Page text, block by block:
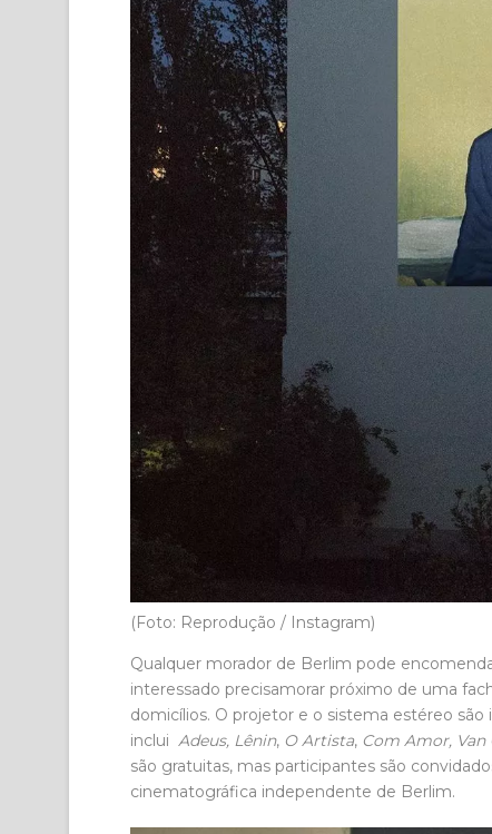
(Foto: Reprodução / Instagram)
Qualquer morador de Berlim pode
interessado precisamorar próximo de uma
domicílios. O projetor e o sistema estéreo
inclui Adeus, Lênin, O Artista, Com Amor, Van
são gratuitas, mas participantes são
cinematográfica independente de Berlim.